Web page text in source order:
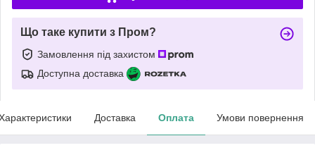
Що таке купити з Пром?
Замовлення під захистом
Доступна доставка
Доставка Оплата Умови повернення